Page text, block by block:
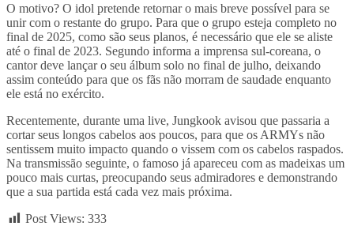
O motivo? O idol pretende retornar o mais breve possível para se
unir com o restante do grupo. Para que o grupo esteja completo no
final de 2025, como são seus planos, é necessário que ele se aliste
até o final de 2023. Segundo informa a imprensa sul-coreana, o
cantor deve lançar o seu álbum solo no final de julho, deixando
assim conteúdo para que os fãs não morram de saudade enquanto
ele está no exército.
Recentemente, durante uma live, Jungkook avisou que passaria a
cortar seus longos cabelos aos poucos, para que os ARMYs não
sentissem muito impacto quando o vissem com os cabelos raspados.
Na transmissão seguinte, o famoso já apareceu com as madeixas um
pouco mais curtas, preocupando seus admiradores e demonstrando
que a sua partida está cada vez mais próxima.
Post Views: 333